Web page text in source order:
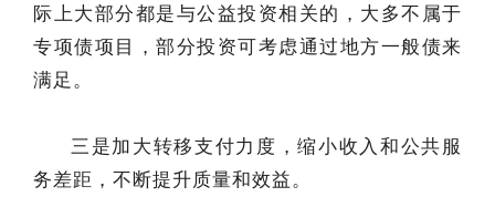
际上大部分都是与公益投资相关的，大多不属于
专项债项目，部分投资可考虑通过地方一般债来
满足。
三是加大转移支付力度，缩小收入和公共服
务差距，不断提升质量和效益。